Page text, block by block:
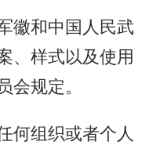
徽和中国人民武
、样式以及使用
规定。
组织或者个人